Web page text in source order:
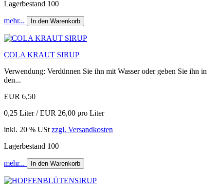
Lagerbestand 100
mehr... In den Warenkorb
COLA KRAUT SIRUP
Verwendung: Verdünnen Sie ihn mit Wasser oder geben Sie ihn in
den...
EUR 6,50
0,25 Liter / EUR 26,00 pro Liter
inkl. 20 % USt zzgl. Versandkosten
Lagerbestand 100
mehr... In den Warenkorb